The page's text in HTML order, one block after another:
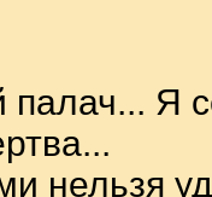
Я
нельзя